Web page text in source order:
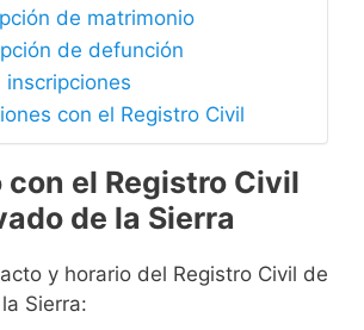
de matrimonio
de defunción
inscripciones
con el Registro Civil
el Registro Civil
de la Sierra
y horario del Registro Civil de
Sierra: